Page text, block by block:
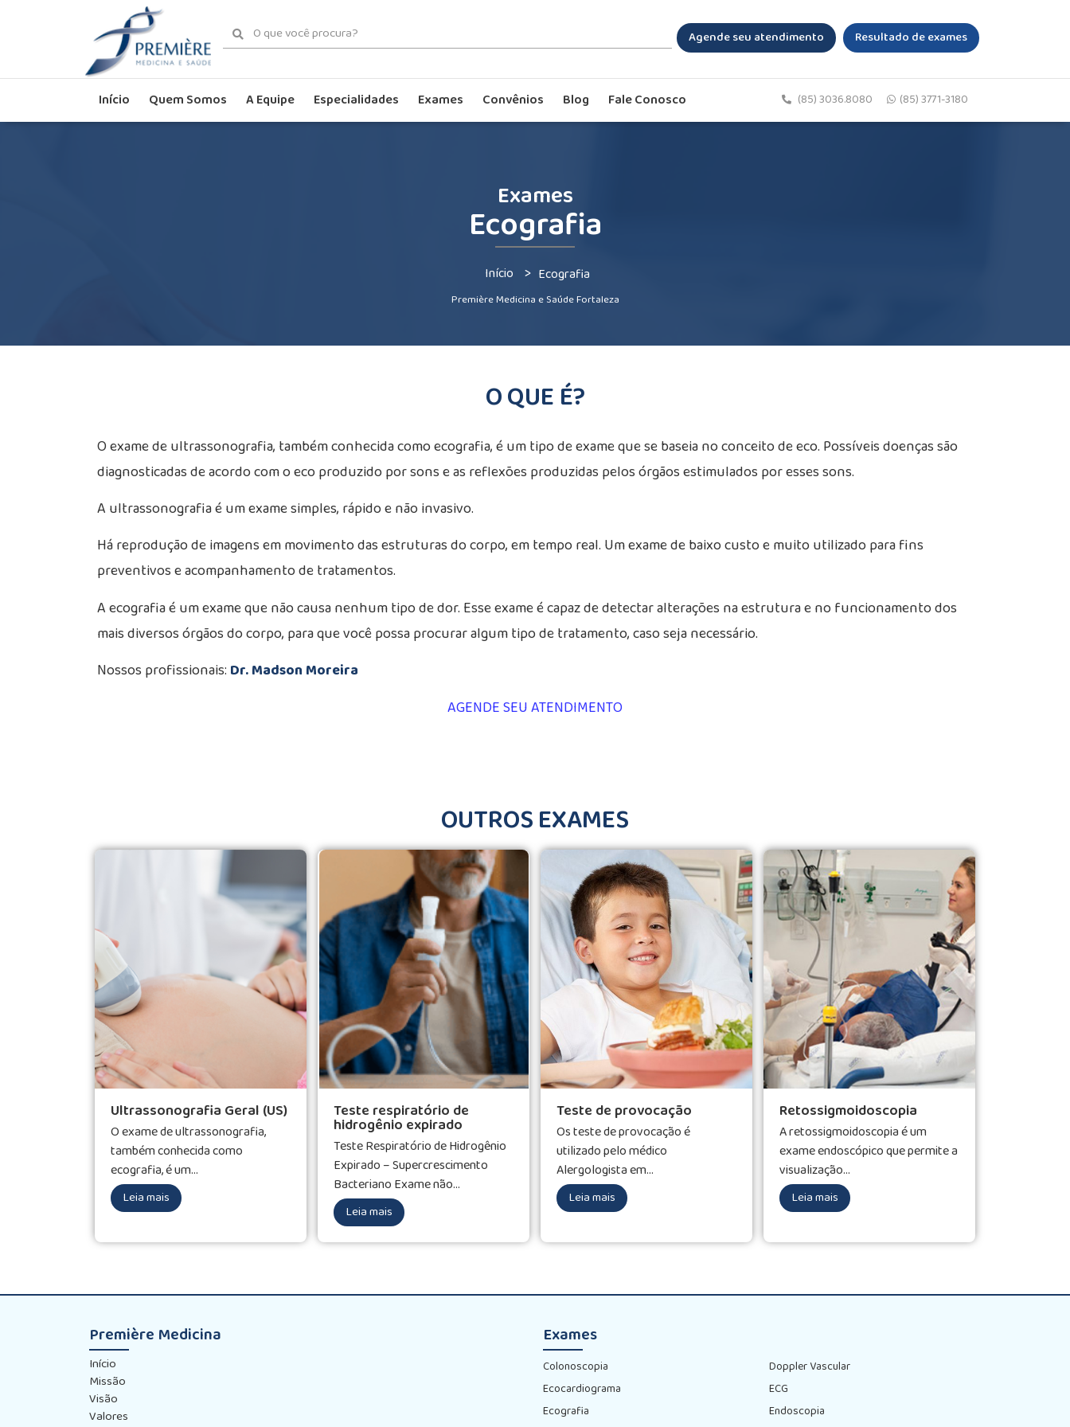
Agende seu atendimento Resultado de exames
Início Quem Somos A Equipe Especialidades Exames Convênios Blog Fale Conosco (85) 3036.8080 (85) 3771-3180
Exames
Ecografia
Início > Ecografia
Première Medicina e Saúde Fortaleza
O QUE É?
O exame de ultrassonografia, também conhecida como ecografia, é um tipo de exame que se baseia no conceito de eco. Possíveis doenças são
diagnosticadas de acordo com o eco produzido por sons e as reflexões produzidas pelos órgãos estimulados por esses sons.
A ultrassonografia é um exame simples, rápido e não invasivo.
Há reprodução de imagens em movimento das estruturas do corpo, em tempo real. Um exame de baixo custo e muito utilizado para fins
preventivos e acompanhamento de tratamentos.
A ecografia é um exame que não causa nenhum tipo de dor. Esse exame é capaz de detectar alterações na estrutura e no funcionamento dos
mais diversos órgãos do corpo, para que você possa procurar algum tipo de tratamento, caso seja necessário.
Nossos profissionais:Dr. Madson Moreira
AGENDE SEU ATENDIMENTO
OUTROS EXAMES
Ultrassonografia Geral (US)
O exame de ultrassonografia,
também conhecida como
ecografia, é um...
Leia mais
Teste respiratório de
hidrogênio expirado
Teste Respiratório de Hidrogênio
Expirado – Supercrescimento
Bacteriano Exame não...
Leia mais
Teste de provocação
Os teste de provocação é
utilizado pelo médico
Alergologista em...
Leia mais
Retossigmoidoscopia
A retossigmoidoscopia é um
exame endoscópico que permite a
visualização...
Leia mais
Première Medicina
Início
Missão
Visão
Valores
Exames
Colonoscopia
Doppler Vascular
Ecocardiograma
ECG
Ecografia
Endoscopia